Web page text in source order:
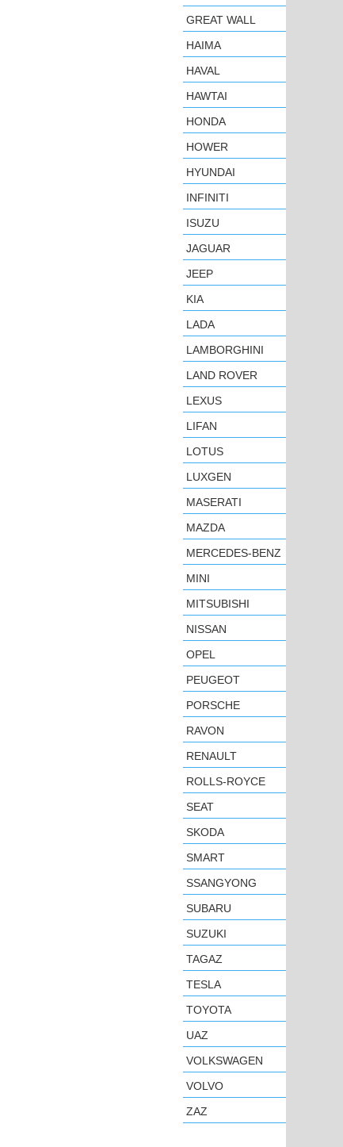
GREAT WALL
HAIMA
HAVAL
HAWTAI
HONDA
HOWER
HYUNDAI
INFINITI
ISUZU
JAGUAR
JEEP
KIA
LADA
LAMBORGHINI
LAND ROVER
LEXUS
LIFAN
LOTUS
LUXGEN
MASERATI
MAZDA
MERCEDES-BENZ
MINI
MITSUBISHI
NISSAN
OPEL
PEUGEOT
PORSCHE
RAVON
RENAULT
ROLLS-ROYCE
SEAT
SKODA
SMART
SSANGYONG
SUBARU
SUZUKI
TAGAZ
TESLA
TOYOTA
UAZ
VOLKSWAGEN
VOLVO
ZAZ